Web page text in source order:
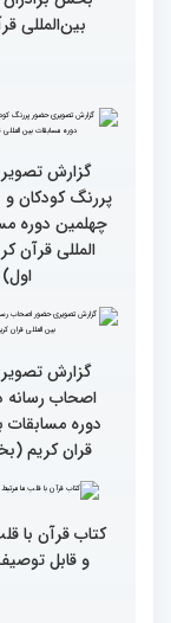
متسابقین
مسابقات بین
کریم از
میلاد
جزئیات
بخش
بین‌المللی
گزارش
چهلمین دوره
المللی قرآن